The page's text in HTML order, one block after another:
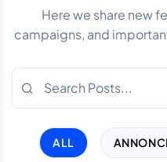
Here we share new
campaigns, and
ALL